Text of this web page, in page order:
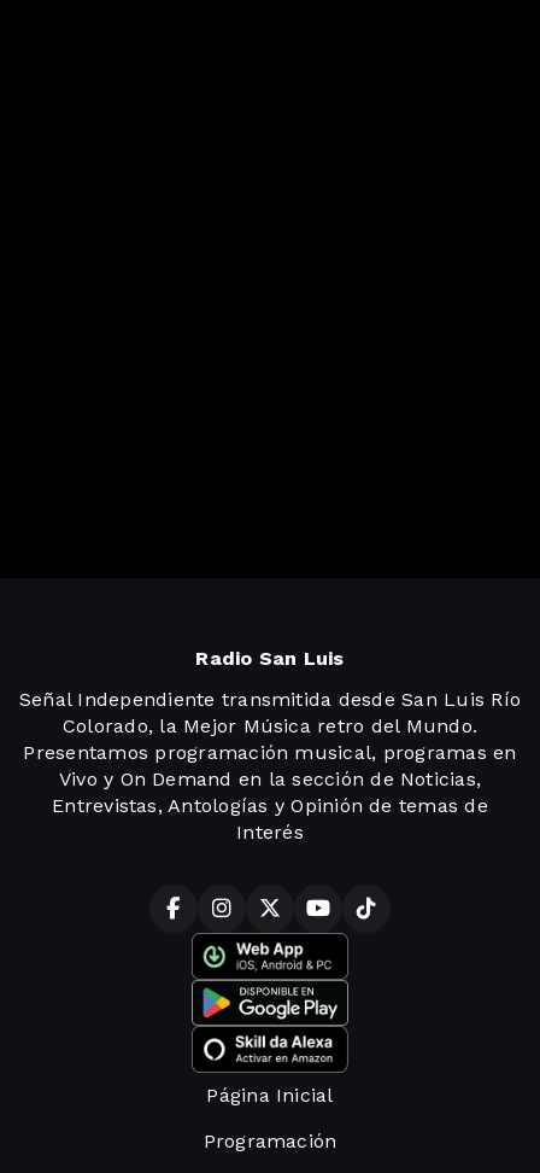
Radio San Luis
Señal Independiente transmitida desde San Luis Río
Colorado, la Mejor Música retro del Mundo.
Presentamos programación musical, programas en
Vivo y On Demand en la sección de Noticias,
Entrevistas, Antologías y Opinión de temas de
Interés
Página Inicial
Programación